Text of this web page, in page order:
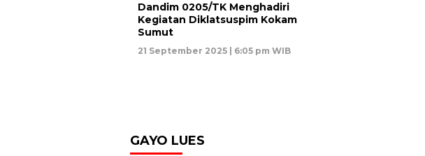
Dandim 0205/TK Menghadiri
Kegiatan Diklatsuspim Kokam
Sumut
21 September 2025 | 6:05 pm WIB
GAYO LUES